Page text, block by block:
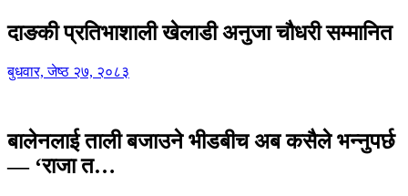
दाङकी प्रतिभाशाली खेलाडी अनुजा चौधरी सम्मानित
बुधवार, जेष्ठ २७, २०८३
बालेनलाई ताली बजाउने भीडबीच अब कसैले भन्नुपर्छ
— ‘राजा त…